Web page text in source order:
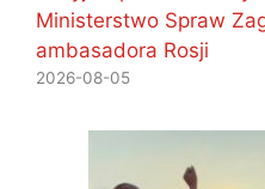
Ministerstwo Spraw
ambasadora Rosji
2026-08-05